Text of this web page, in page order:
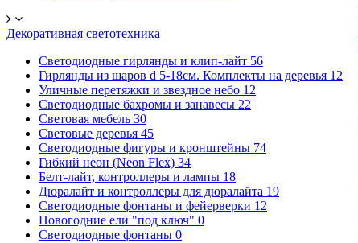
Декоративная светотехника
Светодиодные гирлянды и клип-лайт 56
Гирлянды из шаров d 5-18cм. Комплекты на деревья 12
Уличные перетяжки и звездное небо 12
Светодиодные бахромы и занавесы 22
Световая мебель 30
Световые деревья 45
Светодиодные фигуры и кронштейны 74
Гибкий неон (Neon Flex) 34
Белт-лайт, контроллеры и лампы 18
Дюралайт и контроллеры для дюралайта 19
Светодиодные фонтаны и фейерверки 12
Новогодние ели "под ключ" 0
Светодиодные фонтаны 0